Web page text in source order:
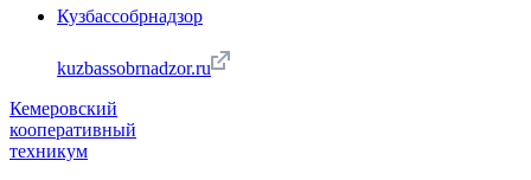
Кузбассобрнадзор
kuzbassobrnadzor.ru
Кемеровский
кооперативный
техникум